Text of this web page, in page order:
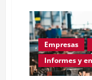
Los
ya
Empresas
Informes y